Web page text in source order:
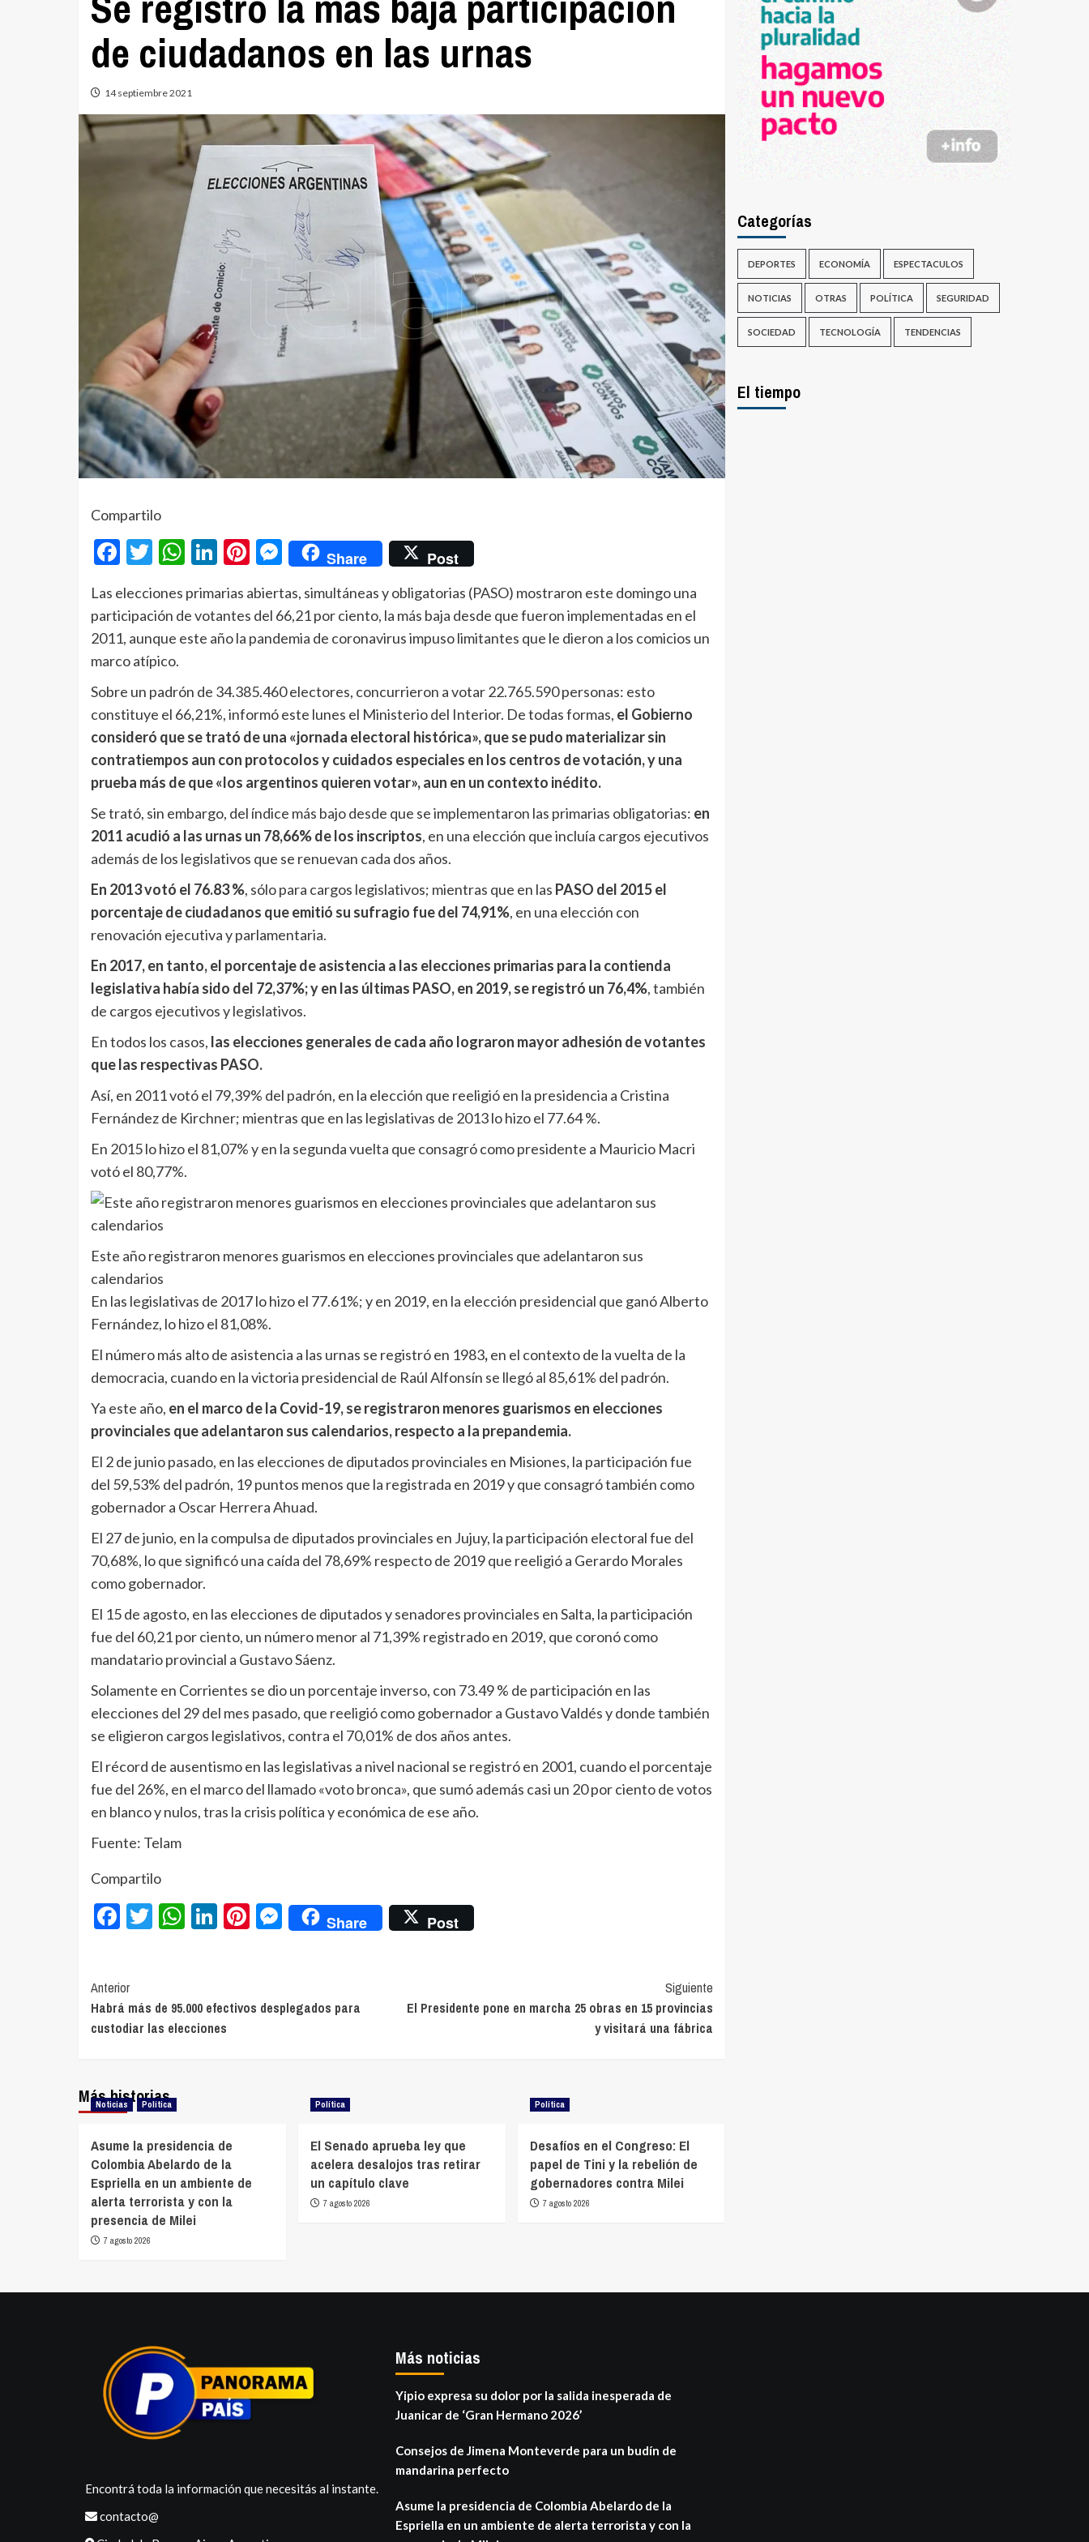
de ciudadanos en las urnas
14 septiembre 2021
Compartilo
Facebook
Twitter
WhatsApp
LinkedIn
Pinterest
Messenger
Share Post
Las elecciones primarias abiertas, simultáneas y obligatorias (PASO) mostraron este domingo una
participación de votantes del 66,21 por ciento, la más baja desde que fueron implementadas en el
2011, aunque este año la pandemia de coronavirus impuso limitantes que le dieron a los comicios un
marco atípico.
Sobre un padrón de 34.385.460 electores, concurrieron a votar 22.765.590 personas: esto
constituye el 66,21%, informó este lunes el Ministerio del Interior. De todas formas, el Gobierno
consideró que se trató de una «jornada electoral histórica», que se pudo materializar sin
contratiempos aun con protocolos y cuidados especiales en los centros de votación, y una
prueba más de que «los argentinos quieren votar», aun en un contexto inédito.
Se trató, sin embargo, del índice más bajo desde que se implementaron las primarias obligatorias: en
2011 acudió a las urnas un 78,66% de los inscriptos, en una elección que incluía cargos ejecutivos
además de los legislativos que se renuevan cada dos años.
En 2013 votó el 76.83 %, sólo para cargos legislativos; mientras que en las PASO del 2015 el
porcentaje de ciudadanos que emitió su sufragio fue del 74,91%, en una elección con
renovación ejecutiva y parlamentaria.
En 2017, en tanto, el porcentaje de asistencia a las elecciones primarias para la contienda
legislativa había sido del 72,37%; y en las últimas PASO, en 2019, se registró un 76,4%, también
de cargos ejecutivos y legislativos.
En todos los casos, las elecciones generales de cada año lograron mayor adhesión de votantes
que las respectivas PASO.
Así, en 2011 votó el 79,39% del padrón, en la elección que reeligió en la presidencia a Cristina
Fernández de Kirchner; mientras que en las legislativas de 2013 lo hizo el 77.64 %.
En 2015 lo hizo el 81,07% y en la segunda vuelta que consagró como presidente a Mauricio Macri
votó el 80,77%.
Este año registraron menores guarismos en elecciones provinciales que adelantaron sus
calendarios
En las legislativas de 2017 lo hizo el 77.61%; y en 2019, en la elección presidencial que ganó Alberto
Fernández, lo hizo el 81,08%.
El número más alto de asistencia a las urnas se registró en 1983,en el contexto de la vuelta de la
democracia, cuando en la victoria presidencial de Raúl Alfonsín se llegó al 85,61% del padrón.
Ya este año, en el marco de la Covid-19, se registraron menores guarismos en elecciones
provinciales que adelantaron sus calendarios, respecto a la prepandemia.
El 2 de junio pasado, en las elecciones de diputados provinciales en Misiones, la participación fue
del 59,53% del padrón, 19 puntos menos que la registrada en 2019 y que consagró también como
gobernador a Oscar Herrera Ahuad.
El 27 de junio, en la compulsa de diputados provinciales en Jujuy, la participación electoral fue del
70,68%, lo que significó una caída del 78,69% respecto de 2019 que reeligió a Gerardo Morales
como gobernador.
El 15 de agosto, en las elecciones de diputados y senadores provinciales en Salta, la participación
fue del 60,21 por ciento, un número menor al 71,39% registrado en 2019, que coronó como
mandatario provincial a Gustavo Sáenz.
Solamente en Corrientes se dio un porcentaje inverso, con 73.49 % de participación en las
elecciones del 29 del mes pasado, que reeligió como gobernador a Gustavo Valdés y donde también
se eligieron cargos legislativos, contra el 70,01% de dos años antes.
El récord de ausentismo en las legislativas a nivel nacional se registró en 2001, cuando el porcentaje
fue del 26%, en el marco del llamado «voto bronca», que sumó además casi un 20 por ciento de votos
en blanco y nulos, tras la crisis política y económica de ese año.
Fuente: Telam
Compartilo
Facebook
Twitter
WhatsApp
LinkedIn
Pinterest
Messenger
Share Post
Navegación
de
entradas
Anterior
Habrá más de 95.000 efectivos desplegados para
custodiar las elecciones
Siguiente
El Presidente pone en marcha 25 obras en 15 provincias
y visitará una fábrica
Más historias
Noticias Política
Asume la presidencia de
Colombia Abelardo de la
Espriella en un ambiente de
alerta terrorista y con la
presencia de Milei
7 agosto 2026
Política
El Senado aprueba ley que
acelera desalojos tras retirar
un capítulo clave
7 agosto 2026
Política
Desafíos en el Congreso: El
papel de Tini y la rebelión de
gobernadores contra Milei
7 agosto 2026
Categorías
DEPORTES ECONOMÍA ESPECTACULOS
NOTICIAS OTRAS POLÍTICA SEGURIDAD
SOCIEDAD TECNOLOGÍA TENDENCIAS
El tiempo
Encontrá toda la información que necesitás al instante.
contacto@
Más noticias
Yipio expresa su dolor por la salida inesperada de
Juanicar de ‘Gran Hermano 2026’
Consejos de Jimena Monteverde para un budín de
mandarina perfecto
Asume la presidencia de Colombia Abelardo de la
Espriella en un ambiente de alerta terrorista y con la